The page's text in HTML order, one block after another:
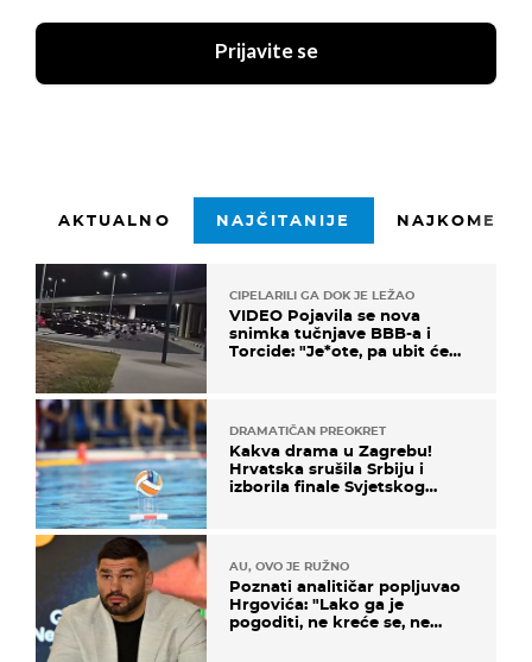
Prijavite se
AKTUALNO NAJČITANIJE
CIPELARILI GA DOK JE LEŽAO
VIDEO Pojavila se nova
snimka tučnjave BBB-a i
Torcide: "Je*ote, pa ubit će
DRAMATIČAN PREOKRET
Kakva drama u Zagrebu!
Hrvatska srušila Srbiju i
izborila finale Svjetskog
AU, OVO JE RUŽNO
Poznati analitičar popljuvao
Hrgovića: "Lako ga je
pogoditi, ne kreće se, ne